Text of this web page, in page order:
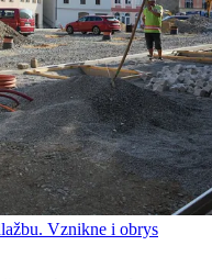
Vznikne i obrys